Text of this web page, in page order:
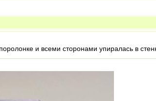
и всеми сторонами упиралась в